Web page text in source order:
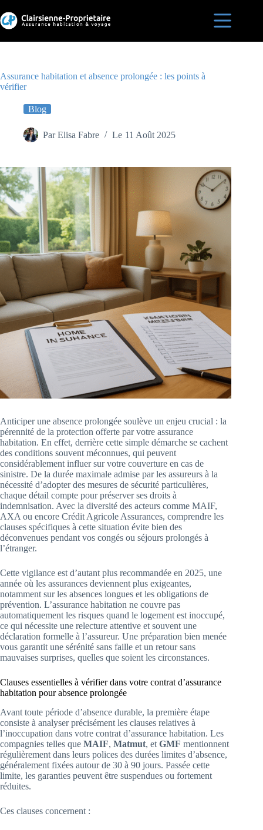
au
contenu
Accueil
suis
Assurances
en France
Assurance habitation et absence prolongée : les points à
vérifier
Blog
Par Elisa Fabre Le 11 Août 2025
Anticiper une absence prolongée soulève un enjeu crucial : la
pérennité de la protection offerte par votre assurance
habitation. En effet, derrière cette simple démarche se cachent
des conditions souvent méconnues, qui peuvent
considérablement influer sur votre couverture en cas de
sinistre. De la durée maximale admise par les assureurs à la
nécessité d’adopter des mesures de sécurité particulières,
chaque détail compte pour préserver ses droits à
indemnisation. Avec la diversité des acteurs comme MAIF,
AXA ou encore Crédit Agricole Assurances, comprendre les
clauses spécifiques à cette situation évite bien des
déconvenues pendant vos congés ou séjours prolongés à
l’étranger.
Cette vigilance est d’autant plus recommandée en 2025, une
année où les assurances deviennent plus exigeantes,
notamment sur les absences longues et les obligations de
prévention. L’assurance habitation ne couvre pas
automatiquement les risques quand le logement est inoccupé,
ce qui nécessite une relecture attentive et souvent une
déclaration formelle à l’assureur. Une préparation bien menée
vous garantit une sérénité sans faille et un retour sans
mauvaises surprises, quelles que soient les circonstances.
Clauses essentielles à vérifier dans votre contrat d’assurance
habitation pour absence prolongée
Avant toute période d’absence durable, la première étape
consiste à analyser précisément les clauses relatives à
l’inoccupation dans votre contrat d’assurance habitation. Les
compagnies telles que MAIF, Matmut, et GMF mentionnent
régulièrement dans leurs polices des durées limites d’absence,
généralement fixées autour de 30 à 90 jours. Passée cette
limite, les garanties peuvent être suspendues ou fortement
réduites.
Ces clauses concernent :